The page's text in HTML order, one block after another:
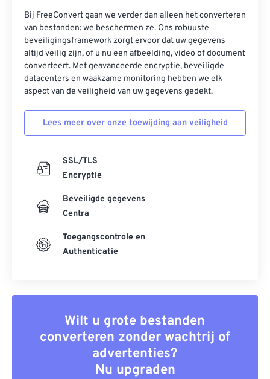
Bij FreeConvert gaan we verder dan alleen het converteren
van bestanden: we beschermen ze. Ons robuuste
beveiligingsframework zorgt ervoor dat uw gegevens
altijd veilig zijn, of u nu een afbeelding, video of document
converteert. Met geavanceerde encryptie, beveiligde
datacenters en waakzame monitoring hebben we elk
aspect van de veiligheid van uw gegevens gedekt.
Lees meer over onze toewijding aan veiligheid
SSL/TLS
Encryptie
Beveiligde gegevens
Centra
Toegangscontrole en
Authenticatie
Wilt u grote bestanden
converteren zonder wachtrij of
advertenties?
Nu upgraden